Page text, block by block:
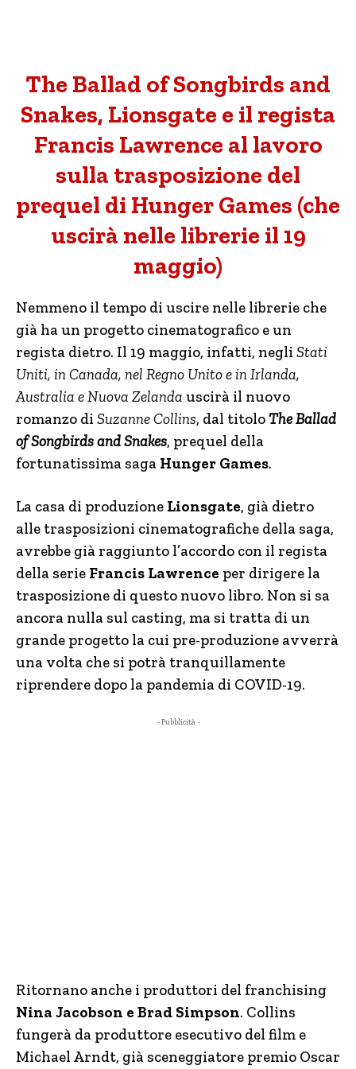
The Ballad of Songbirds and
Snakes, Lionsgate e il regista
Francis Lawrence al lavoro
sulla trasposizione del
prequel di Hunger Games (che
uscirà nelle librerie il 19
maggio)
Nemmeno il tempo di uscire nelle librerie che
già ha un progetto cinematografico e un
regista dietro. Il 19 maggio, infatti, negli Stati
Uniti, in Canada, nel Regno Unito e in Irlanda,
Australia e Nuova Zelanda uscirà il nuovo
romanzo di Suzanne Collins, dal titoloThe Ballad
of Songbirds and Snakes, prequel della
fortunatissima saga Hunger Games.
La casa di produzione Lionsgate, già dietro
alle trasposizioni cinematografiche della saga,
avrebbe già raggiunto l’accordo con il regista
della serie Francis Lawrence per dirigere la
trasposizione di questo nuovo libro. Non si sa
ancora nulla sul casting, ma si tratta di un
grande progetto la cui pre-produzione avverrà
una volta che si potrà tranquillamente
riprendere dopo la pandemia di COVID-19.
- Pubblicità -
Ritornano anche i produttori del franchising
Nina Jacobson e Brad Simpson. Collins
fungerà da produttore esecutivo del film e
Michael Arndt, già sceneggiatore premio Oscar